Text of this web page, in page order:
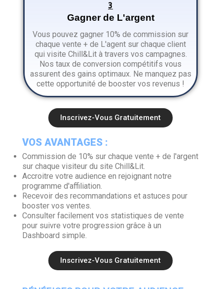
3
Gagner de L'argent
Vous pouvez gagner 10% de commission sur
chaque vente + de L'agent sur chaque client
qui visite Chill&Lit à travers vos campagnes.
Nos taux de conversion compétitifs vous
assurent des gains optimaux. Ne manquez pas
cette opportunité de booster vos revenus !
Inscrivez-Vous Gratuitement
VOS AVANTAGES :
Commission de 10% sur chaque vente + de l'argent
sur chaque visiteur du site Chill&Lit.
Accroitre votre audience en rejoignant notre
programme d'affiliation.
Recevoir des recommandations et astuces pour
booster vos ventes.
Consulter facilement vos statistiques de vente
pour suivre votre progression grâce à un
Dashboard simple.
Inscrivez-Vous Gratuitement